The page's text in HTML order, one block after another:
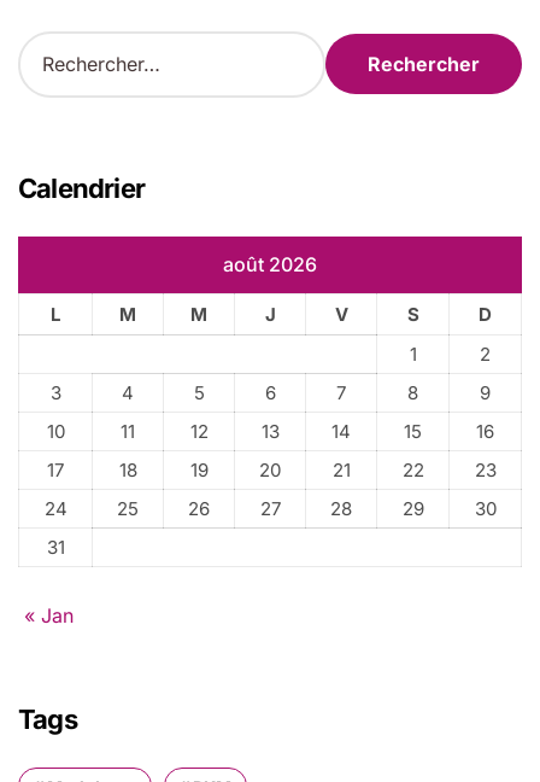
R
e
r
c
:
Calendrier
août 2026
L M M J V S
D
1
2
3
4 5 6 7 8
9
10
11 12 13 14 15
16
17
18 19 20 21 22
23
24
25 26 27 28 29
30
31
« Jan
Tags